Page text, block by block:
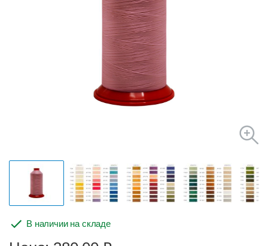
В наличии на складе